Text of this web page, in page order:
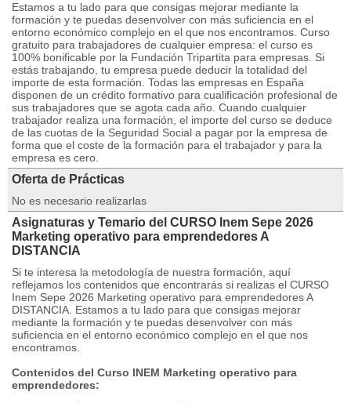
Estamos a tu lado para que consigas mejorar mediante la
formación y te puedas desenvolver con más suficiencia en el
entorno económico complejo en el que nos encontramos. Curso
gratuito para trabajadores de cualquier empresa: el curso es
100% bonificable por la Fundación Tripartita para empresas. Si
estás trabajando, tu empresa puede deducir la totalidad del
importe de esta formación. Todas las empresas en España
disponen de un crédito formativo para cualificación profesional de
sus trabajadores que se agota cada año. Cuando cualquier
trabajador realiza una formación, el importe del curso se deduce
de las cuotas de la Seguridad Social a pagar por la empresa de
forma que el coste de la formación para el trabajador y para la
empresa es cero.
Oferta de Prácticas
No es necesario realizarlas
Asignaturas y Temario del CURSO Inem Sepe 2026
Marketing operativo para emprendedores A
DISTANCIA
Si te interesa la metodología de nuestra formación, aquí
reflejamos los contenidos que encontrarás si realizas el CURSO
Inem Sepe 2026 Marketing operativo para emprendedores A
DISTANCIA. Estamos a tu lado para que consigas mejorar
mediante la formación y te puedas desenvolver con más
suficiencia en el entorno económico complejo en el que nos
encontramos.
Contenidos del Curso INEM Marketing operativo para
emprendedores: